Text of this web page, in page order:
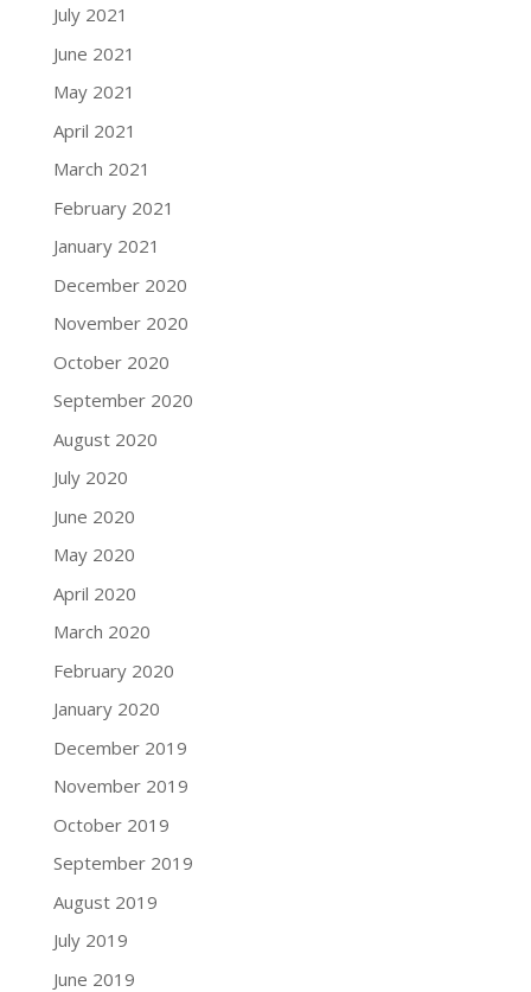
July 2021
June 2021
May 2021
April 2021
March 2021
February 2021
January 2021
December 2020
November 2020
October 2020
September 2020
August 2020
July 2020
June 2020
May 2020
April 2020
March 2020
February 2020
January 2020
December 2019
November 2019
October 2019
September 2019
August 2019
July 2019
June 2019